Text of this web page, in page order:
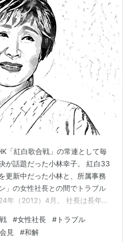
「紅白歌合戦」の常連として毎
が話題だった小林幸子。 紅白33
更新中だった小林と、所属事務
」の女性社長との間でトラブル
年（2012）4月。 社長は長年に
ンから独立する際には、2億円の
のような存在だったとされる。
#女性社長 # トラブル
見 #和解